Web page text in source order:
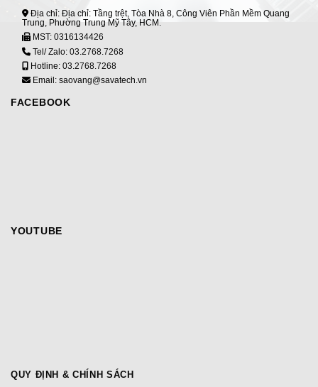
Địa chỉ: Địa chỉ: Tầng trệt, Tòa Nhà 8, Công Viên Phần Mềm Quang
Trung, Phường Trung Mỹ Tây, HCM.
MST: 0316134426
Tel/ Zalo: 03.2768.7268
Hotline: 03.2768.7268
Email: saovang@savatech.vn
FACEBOOK
YOUTUBE
QUY ĐỊNH & CHÍNH SÁCH